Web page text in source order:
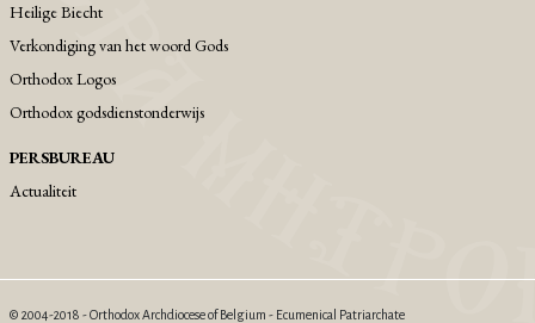
Heilige Biecht
Verkondiging van het woord Gods
Orthodox Logos
Orthodox godsdienstonderwijs
PERSBUREAU
Actualiteit
© 2004-2018 - Orthodox Archdiocese of Belgium - Ecumenical Patriarchate